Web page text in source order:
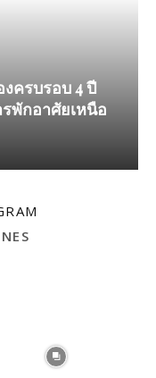
ครบรอบ 4 ปี
พักอาศัยเหนือ